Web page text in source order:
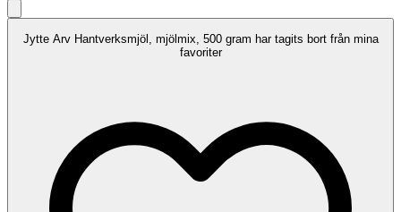
Jytte Arv Hantverksmjöl, mjölmix, 500 gram har tagits bort från mina
favoriter